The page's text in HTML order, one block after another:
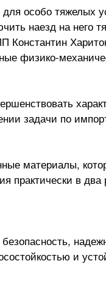
особо тяжелых
наезд на него
Константин
физико-
задачи по
материалы,
практически в
и